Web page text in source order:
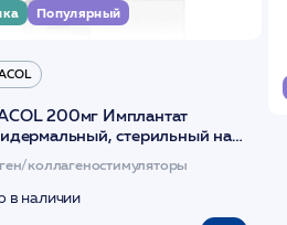
Популярный
200мг Имплантат
стерильный на
полидиоксанона /ULTRACOL
коллагеностимуляторы
в наличии